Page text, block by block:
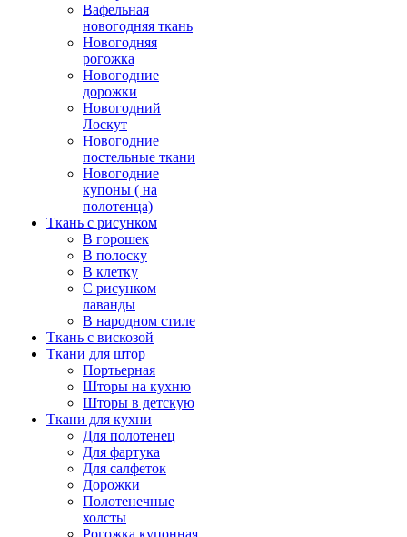
Вафельная
новогодняя ткань
Новогодняя
рогожка
Новогодние
дорожки
Новогодний
Лоскут
Новогодние
постельные ткани
Новогодние
купоны ( на
полотенца)
Ткань с рисунком
В горошек
В полоску
В клетку
С рисунком
лаванды
В народном стиле
Ткань с вискозой
Ткани для штор
Портьерная
Шторы на кухню
Шторы в детскую
Ткани для кухни
Для полотенец
Для фартука
Для салфеток
Дорожки
Полотенечные
холсты
Рогожка купонная